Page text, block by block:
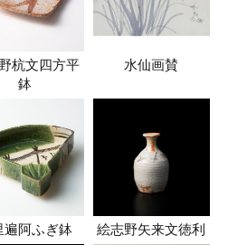
杭文四方平
鉢
水仙画賛
遍阿ふぎ鉢 絵志野矢来文徳利